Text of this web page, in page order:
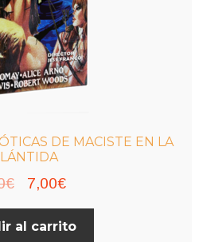
DE MACISTE EN LA
€
El
precio
original
7,00€El
precio
actual
al carrito